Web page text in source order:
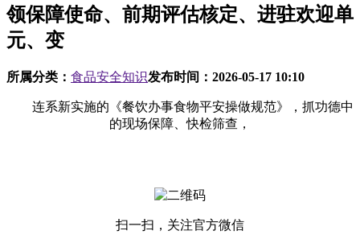
领保障使命、前期评估核定、进驻欢迎单
元、变
所属分类： 食品安全知识发布时间： 2026-05-17 10:10
连系新实施的《餐饮办事食物平安操做规范》，抓功德中
的现场保障、快检筛查，
扫一扫，关注官方微信